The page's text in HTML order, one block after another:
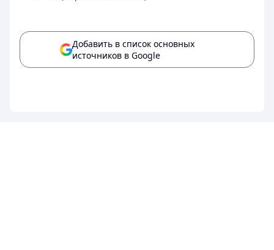
Добавить в список основных
источников в Google